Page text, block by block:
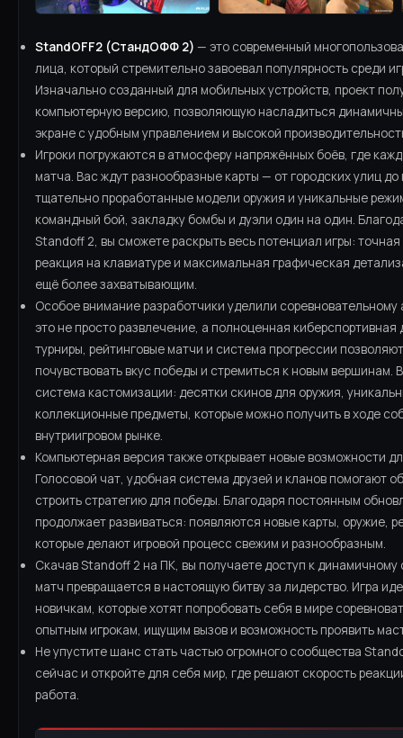
StandOFF2 (СтандОФФ 2) — это современный
лица, который стремительно завоевал популярность среди
Изначально созданный для мобильных устройств, проект
компьютерную версию, позволяющую насладиться
экране с удобным управлением и высокой
Игроки погружаются в атмосферу напряжённых боёв, где
матча. Вас ждут разнообразные карты — от городских улиц
тщательно проработанные модели оружия и уникальные
командный бой, закладку бомбы и дуэли один на один.
Standoff 2, вы сможете раскрыть весь потенциал игры:
реакция на клавиатуре и максимальная графическая
ещё более захватывающим.
Особое внимание разработчики уделили
это не просто развлечение, а полноценная
турниры, рейтинговые матчи и система прогрессии
почувствовать вкус победы и стремиться к новым вершинам.
система кастомизации: десятки скинов для оружия,
коллекционные предметы, которые можно получить в ходе
внутриигровом рынке.
Компьютерная версия также открывает новые возможности
Голосовой чат, удобная система друзей и кланов помогают
строить стратегию для победы. Благодаря постоянным
продолжает развиваться: появляются новые карты, оружие,
которые делают игровой процесс свежим и разнообразным.
Скачав Standoff 2 на ПК, вы получаете доступ к динамичному
матч превращается в настоящую битву за лидерство. Игра
новичкам, которые хотят попробовать себя в мире
опытным игрокам, ищущим вызов и возможность проявить
Не упустите шанс стать частью огромного сообщества
сейчас и откройте для себя мир, где решают скорость
работа.